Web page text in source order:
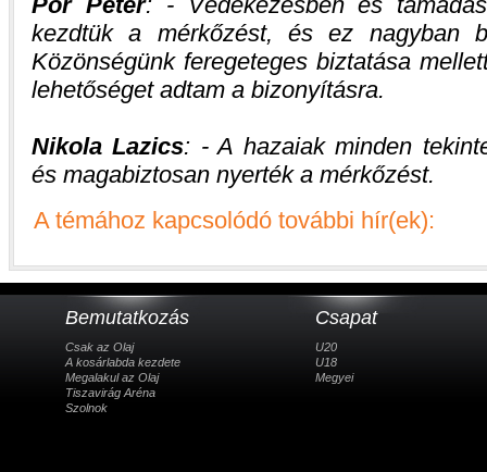
kezdtük a mérkőzést, és ez nagyban
Közönségünk feregeteges biztatása
lehetőséget adtam a bizonyításra.
Nikola Lazics: - A hazaiak minden
és magabiztosan nyerték a mérkőzést.
A témához kapcsolódó további hír(ek):
Bemutatkozás
Csak az Olaj
A kosárlabda kezdete
Megalakul az Olaj
Tiszavirág Aréna
Szolnok
Csapat
U20
U18
Megyei